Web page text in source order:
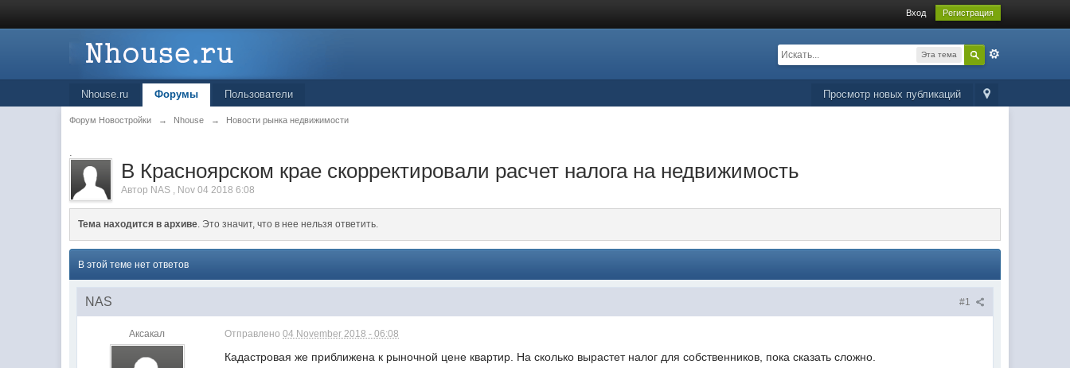
Вход Регистрация
Эта тема
Просмотр новых публикаций
Nhouse.ru Форумы Пользователи
Форум Новостройки → Nhouse → Новости рынка недвижимости
.
В Красноярском крае скорректировали расчет налога на недвижимость
Автор NAS , Nov 04 2018 6:08
Тема находится в архиве. Это значит, что в нее нельзя ответить.
В этой теме нет ответов
#1
NAS
Аксакал Отправлено04 November 2018 - 06:08
Кадастровая же приближена к рыночной цене квартир. На сколько вырастет налог для собственников, пока сказать сложно.